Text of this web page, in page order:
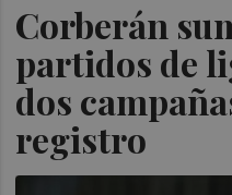
Corberán
partidos de
dos
registro